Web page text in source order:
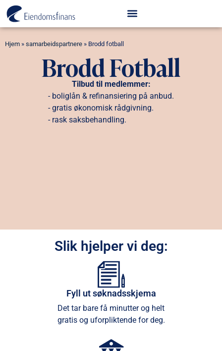
Hjem » samarbeidspartnere » Brodd fotball
Brodd Fotball
Tilbud til medlemmer:
- boliglån & refinansiering på anbud.
- gratis økonomisk rådgivning.
- rask saksbehandling.
Slik hjelper vi deg:
Fyll ut søknadsskjema
Det tar bare få minutter og helt
gratis og uforpliktende for deg.